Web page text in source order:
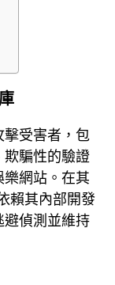
擊受害者，包
欺騙性的驗證
網站。在其
賴其內部開發
避偵測並維持